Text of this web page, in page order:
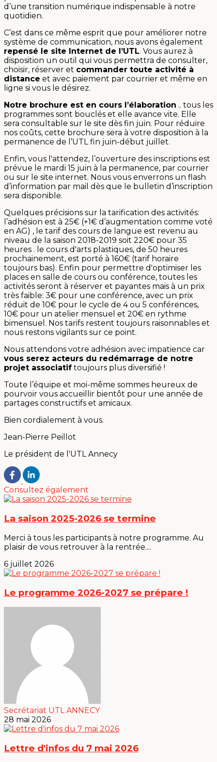
d’une transition numérique indispensable à notre
quotidien.
C’est dans ce même esprit que pour améliorer notre
système de communication, nous avons également
repensé le site Internet de l’UTL. Vous aurez à
disposition un outil qui vous permettra de consulter,
choisir, réserver et commander toute activité à
distance et avec paiement par courrier et même en
ligne si vous le désirez.
Notre brochure est en cours l’élaboration .. tous les
programmes sont bouclés et elle avance vite. Elle
sera consultable sur le site dès fin juin. Pour réduire
nos coûts, cette brochure sera à votre disposition à la
permanence de l’UTL fin juin-début juillet.
Enfin, vous l'attendez, l’ouverture des inscriptions est
prévue le mardi 15 juin à la permanence, par courrier
ou sur le site internet. Nous vous enverrons un flash
d’information par mail dès que le bulletin d’inscription
sera disponible.
Quelques précisions sur la tarification des activités:
l’adhésion est à 25€ (+1€ d’augmentation comme voté
en AG) , le tarif des cours de langue est revenu au
niveau de la saison 2018-2019 soit 220€ pour 35
heures . le cours d'arts plastiques, de 50 heures
prochainement, est porté à 160€ (tarif horaire
toujours bas). Enfin pour permettre d'optimiser les
places en salle de cours ou conférence, toutes les
activités seront à réserver et payantes mais à un prix
très faible: 3€ pour une conférence, avec un prix
réduit de 10€ pour le cycle de 4 ou 5 conférences,
10€ pour un atelier mensuel et 20€ en rythme
bimensuel. Nos tarifs restent toujours raisonnables et
nous restons vigilants sur ce point.
Nous attendons votre adhésion avec impatience car
vous serez acteurs du redémarrage de notre
projet associatif toujours plus diversifié !
Toute l’équipe et moi-même sommes heureux de
pourvoir vous accueillir bientôt pour une année de
partages constructifs et amicaux.
Bien cordialement à vous.
Jean-Pierre Peillot
Le président de l'UTL Annecy
Consultez également
La saison 2025-2026 se termine
Merci à tous les participants à notre programme. Au
plaisir de vous retrouver à la rentrée....
6 juillet 2026
Le programme 2026-2027 se prépare !
Secrétariat UTL ANNECY
28 mai 2026
Lettre d'infos du 7 mai 2026